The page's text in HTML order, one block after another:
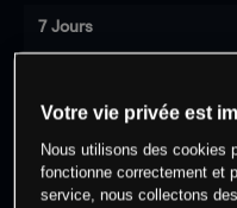
7 Jours
-
0% des clients
cet actif
Votre vie privée est
Nous utilisons des cookies
fonctionne correctement et
service, nous collectons